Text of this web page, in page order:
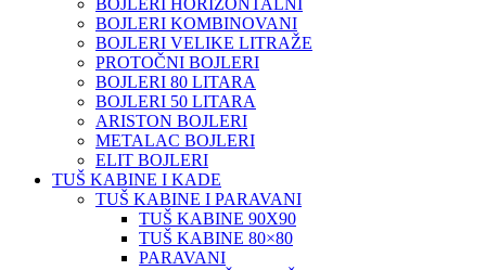
BOJLERI HORIZONTALNI
BOJLERI KOMBINOVANI
BOJLERI VELIKE LITRAŽE
PROTOČNI BOJLERI
BOJLERI 80 LITARA
BOJLERI 50 LITARA
ARISTON BOJLERI
METALAC BOJLERI
ELIT BOJLERI
TUŠ KABINE I KADE
TUŠ KABINE I PARAVANI
TUŠ KABINE 90X90
TUŠ KABINE 80×80
PARAVANI